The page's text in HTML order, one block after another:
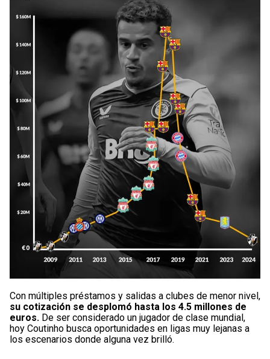
Con múltiples préstamos y salidas a clubes de menor nivel,
su cotización se desplomó hasta los 4.5 millones de
euros. De ser considerado un jugador de clase mundial,
hoy Coutinho busca oportunidades en ligas muy lejanas a
los escenarios donde alguna vez brilló.